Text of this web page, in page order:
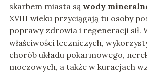
skarbem miasta są wody
XVIII wieku przyciągają tu osoby
poprawy zdrowia i regeneracji sił.
właściwości leczniczych,
chorób układu pokarmowego,
moczowych, a także w kuracjach